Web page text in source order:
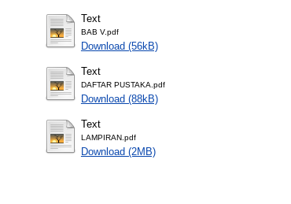
Text
BAB V.pdf
Download (56kB)
Text
DAFTAR PUSTAKA.pdf
Download (88kB)
Text
LAMPIRAN.pdf
Download (2MB)